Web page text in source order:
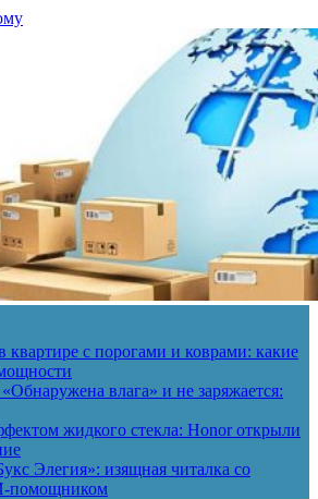
квартире с порогами и коврами: какие
влага» и не заряжается:
жидкого стекла: Honor открыли
Элегия»: изящная читалка со
помощником